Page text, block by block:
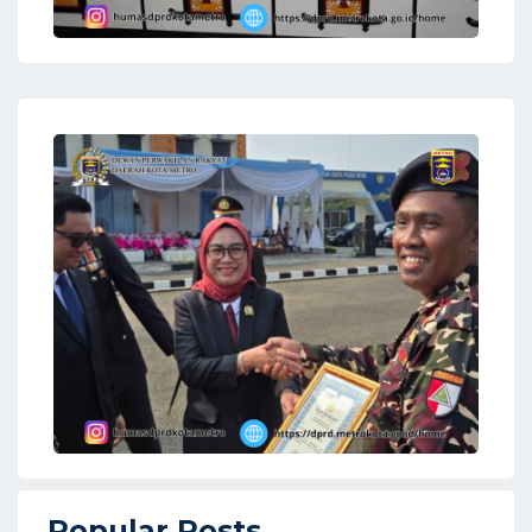
METRO
Humas DPRD Kota Metro
Dprd Kota Metro melaksanakan Sosialisasi
Peraturan Perundang-undangan di 5 (lima)
Kecamatan Se Kota Metro, Pada Tanggal 7, 8, 9, 14,
dan 15 Mei 2018.